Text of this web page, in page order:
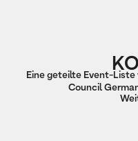
Eine geteilte Event-Liste
Council